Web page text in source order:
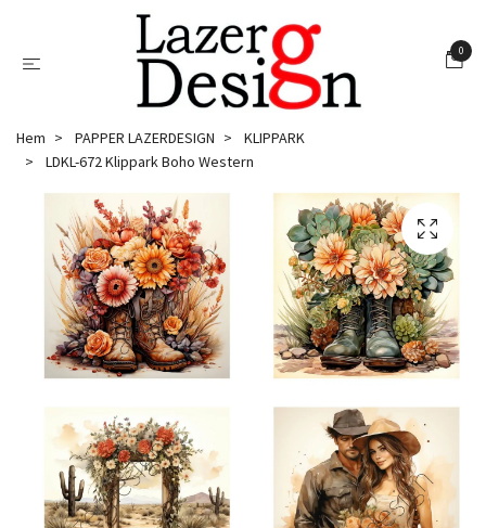
0
Hem PAPPER LAZERDESIGN
KLIPPARK
LDKL-672 Klippark Boho Western